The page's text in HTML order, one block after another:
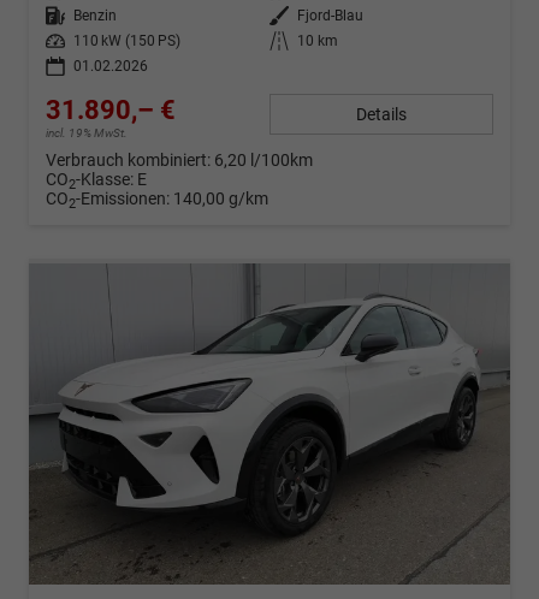
Kraftstoff
Benzin Außenfarbe
Fjord-Blau
Leistung
110 kW (150 PS) Kilometerstand
10 km
01.02.2026
31.890,– €
incl. 19% MwSt.
Details
Verbrauch kombiniert: 6,20 l/100km
CO2-Klasse: E
CO2-Emissionen: 140,00 g/km